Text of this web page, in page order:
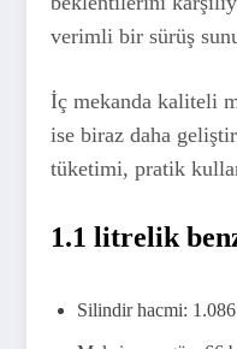
verimli bir sürüş
İç mekanda kaliteli
ise biraz daha
tüketimi, pratik
1.1 litrelik
Silindir hacmi: